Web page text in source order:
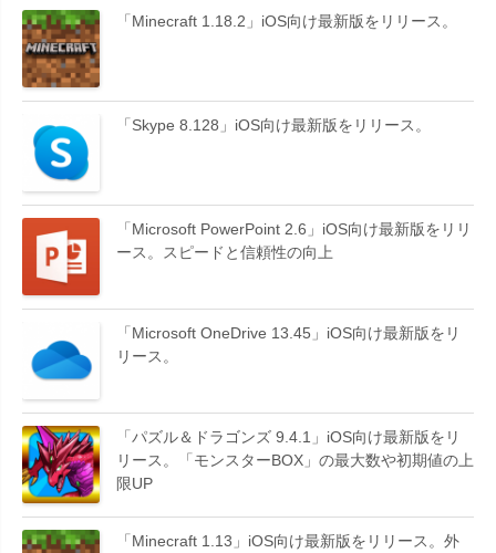
「Minecraft 1.18.2」iOS向け最新版をリリース。
「Skype 8.128」iOS向け最新版をリリース。
「Microsoft PowerPoint 2.6」iOS向け最新版をリリ
ース。スピードと信頼性の向上
「Microsoft OneDrive 13.45」iOS向け最新版をリ
リース。
「パズル＆ドラゴンズ 9.4.1」iOS向け最新版をリ
リース。「モンスターBOX」の最大数や初期値の上
限UP
「Minecraft 1.13」iOS向け最新版をリリース。外